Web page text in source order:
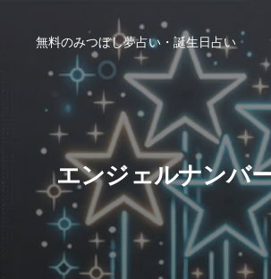
無料のみつぼし夢占い・誕生日占い
エンジェルナンバ